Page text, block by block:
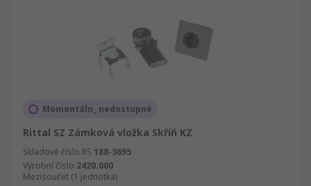
Momentáln_ nedostupné
Rittal SZ Zámková vložka Skříň KZ
Skladové číslo RS 188-3695
Výrobní číslo 2420.000
Mezisoučet (1 jednotka)